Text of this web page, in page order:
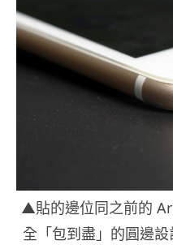
▲貼的邊位同之前的
全「包到盡」的圓邊